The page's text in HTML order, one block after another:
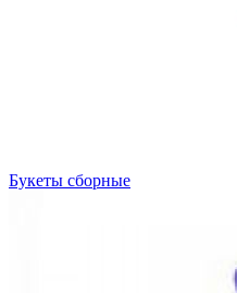
Букеты сборные